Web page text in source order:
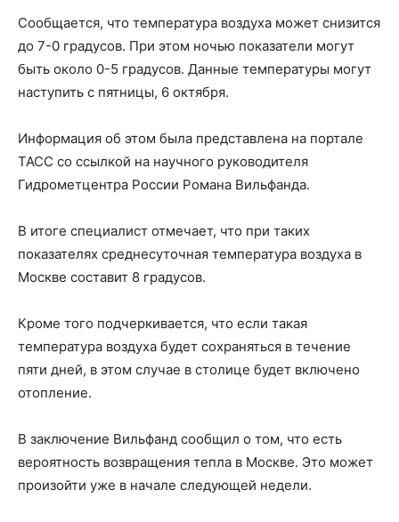
Сообщается, что температура воздуха может снизится
до 7-0 градусов. При этом ночью показатели могут
быть около 0-5 градусов. Данные температуры могут
наступить с пятницы, 6 октября.
Информация об этом была представлена на портале
ТАСС со ссылкой на научного руководителя
Гидрометцентра России Романа Вильфанда.
В итоге специалист отмечает, что при таких
показателях среднесуточная температура воздуха в
Москве составит 8 градусов.
Кроме того подчеркивается, что если такая
температура воздуха будет сохраняться в течение
пяти дней, в этом случае в столице будет включено
отопление.
В заключение Вильфанд сообщил о том, что есть
вероятность возвращения тепла в Москве. Это может
произойти уже в начале следующей недели.